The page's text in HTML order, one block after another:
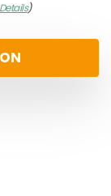
Details)